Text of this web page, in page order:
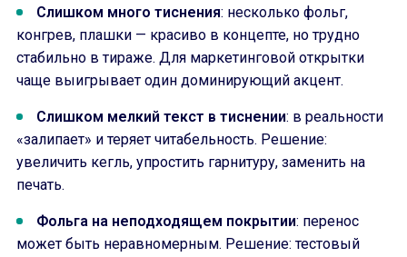
Слишком много тиснения: несколько фольг,
конгрев, плашки — красиво в концепте, но трудно
стабильно в тираже. Для маркетинговой открытки
чаще выигрывает один доминирующий акцент.
Слишком мелкий текст в тиснении: в реальности
«залипает» и теряет читабельность. Решение:
увеличить кегль, упростить гарнитуру, заменить на
печать.
Фольга на неподходящем покрытии: перенос
может быть неравномерным. Решение: тестовый